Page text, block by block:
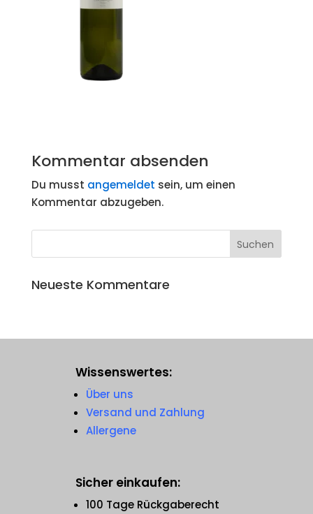
Kommentar absenden
Du musst angemeldet sein, um einen
Kommentar abzugeben.
Neueste Kommentare
Wissenswertes:
Über uns
Versand und Zahlung
Allergene
Sicher einkaufen:
100 Tage Rückgaberecht